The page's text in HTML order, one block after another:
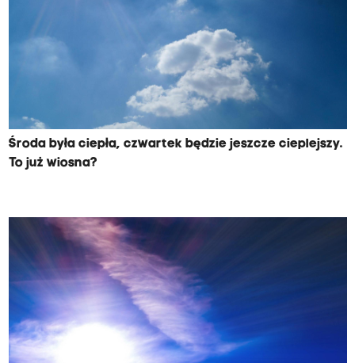
Środa była ciepła, czwartek będzie jeszcze cieplejszy.
To już wiosna?